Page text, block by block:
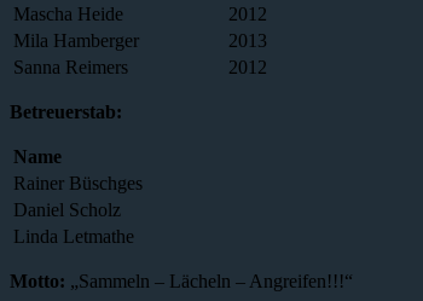
Mascha Heide
2012
Mila Hamberger
2013
Sanna Reimers
2012
Betreuerstab:
Name
Rainer Büschges
Daniel Scholz
Linda Letmathe
Motto: „Sammeln – Lächeln – Angreifen!!!“